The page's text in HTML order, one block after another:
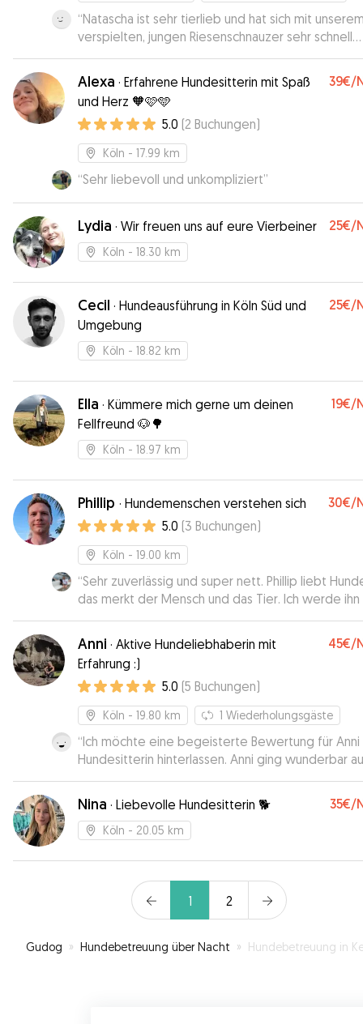
“Natascha ist sehr tierlieb und hat sich mit unserem
verspielten, jungen Riesenschnauzer sehr schnell
zurechtgefunden. Nach einem Kennenlernen auf
Wiese waren beide auch gleich auf einer
Toll ist auch Nataschas Flexibilität, da wir unseren
erst relativ spät wieder abholen konnten. Sehr
empfehlenswert!”
Alexa · Erfahrene Hundesitterin mit Spaß
und Herz 🧡🩷🩵
39€/
5.0 (2 Buchungen)
Köln - 17.99 km
“Sehr liebevoll und unkompliziert”
Lydia · Wir freuen uns auf eure Vierbeiner 25€/
Köln - 18.30 km
Cecil · Hundeausführung in Köln Süd und
Umgebung
25€/
Köln - 18.82 km
Ella · Kümmere mich gerne um deinen
Fellfreund 🐶🌳
19€/
Köln - 18.97 km
Phillip · Hundemenschen verstehen sich 30€/
5.0 (3 Buchungen)
Köln - 19.00 km
“Sehr zuverlässig und super nett. Phillip liebt
das merkt der Mensch und das Tier. Ich werde ihn
gerne wieder buchen.”
Anni · Aktive Hundeliebhaberin mit
Erfahrung :)
45€/
5.0 (5 Buchungen)
Köln - 19.80 km 1 Wiederholungsgäste
“Ich möchte eine begeisterte Bewertung für Anni
Hundesitterin hinterlassen. Anni ging wunderbar
Bedürfnisse meiner Hündin Nala ein und sorgte
dass sie eine tolle Zeit hatte. Von Anfang an
mich bei ihr sehr wohl und hatte das Vertrauen,
Hund in guten Händen zu wissen. Nala wurde liebevoll
sich um ihr Wohl kümmerte. Ihre Professionalität
Einfühlungsvermögen sind beeindruckend. Nala kam
glücklich und entspannt zurück, was für mich das
Wichtigste ist. Ich werde Anni auf jeden Fall wieder als
empfehlen. Es ist beruhigend zu wissen, dass es
Nina · Liebevolle Hundesitterin 🐕 35€/
Köln - 20.05 km
1 2
Gudog » Hundebetreuung über Nacht » Hundebetreuung in